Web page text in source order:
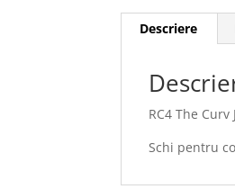
Descriere
RC4 The Curv
Schi pentru